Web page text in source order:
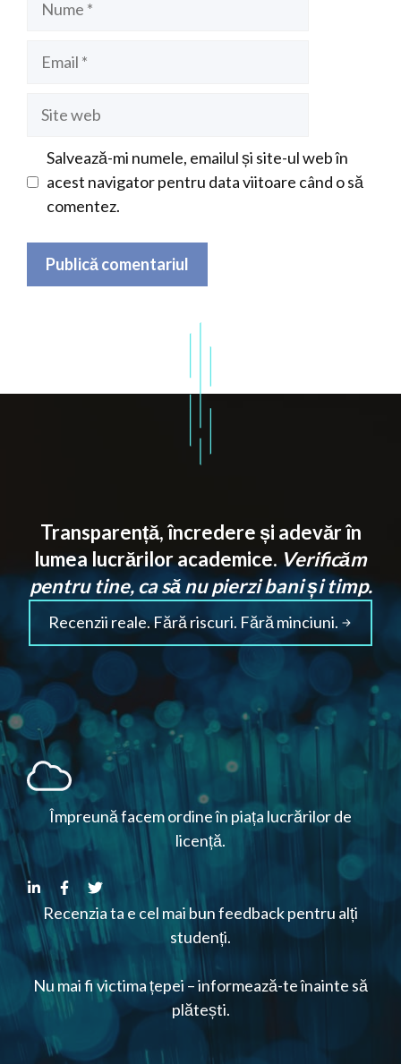
Salvează-mi numele, emailul și site-ul web în
acest navigator pentru data viitoare când o să
comentez.
Transparență, încredere și adevăr în
lumea lucrărilor academice. Verificăm
pentru tine, ca să nu pierzi bani și timp.
Recenzii reale. Fără riscuri. Fără minciuni.
Împreună facem ordine în piața lucrărilor de
licență.
Recenzia ta e cel mai bun feedback pentru alți
studenți.
Nu mai fi victima țepei – informează-te înainte să
plătești.